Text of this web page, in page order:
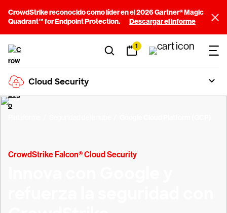
CrowdStrike reconocido como líder en el 2026 Gartner® Magic
Quadrant™ for Endpoint Protection.
Descargar el informe
1
Cloud Security
CrowdStrike Falcon® Cloud Security